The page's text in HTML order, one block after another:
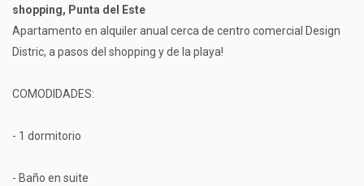
shopping, Punta del Este
Apartamento en alquiler anual cerca de centro comercial Design
Distric, a pasos del shopping y de la playa!
COMODIDADES:
- 1 dormitorio
- Baño en suite